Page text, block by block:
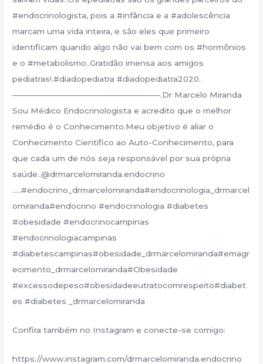
#endocrinologista, pois a #infância e a #adolescência
marcam uma vida inteira, e são eles que primeiro
identificam quando algo não vai bem com os #hormônios
e o #metabolismo..Gratidão imensa aos amigos
pediatras!.#diadopediatra #diadopediatra2020.
——————————————————.Dr Marcelo Miranda
Sou Médico Endocrinologista e acredito que o melhor
remédio é o Conhecimento.Meu objetivo é aliar o
Conhecimento Científico ao Auto-Conhecimento, para
que cada um de nós seja responsável por sua própria
saúde..@drmarcelomiranda.endocrino
…..#endocrino_drmarcelomiranda#endocrinologia_drmarcel
omiranda#endocrino #endocrinologia #diabetes
#obesidade #endocrinocampinas
#endocrinologiacampinas
#diabetescampinas#obesidade_drmarcelomiranda#emagr
ecimento_drmarcelomiranda#Obesidade
#excessodepeso#obesidadeeutratocomrespeito#diabet
es #diabetes _drmarcelomiranda
Confira também no Instagram e conecte-se comigo:
https://www.instagram.com/drmarcelomiranda.endocrino